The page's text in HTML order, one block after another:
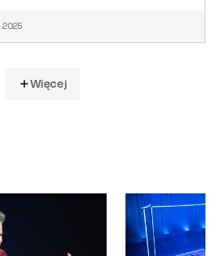
2025
Więcej